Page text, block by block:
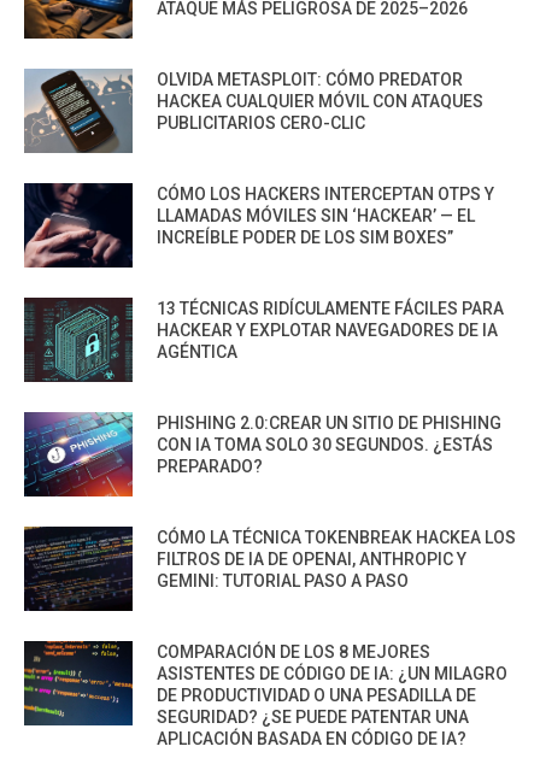
ATAQUE MÁS PELIGROSA DE 2025–2026
OLVIDA METASPLOIT: CÓMO PREDATOR
HACKEA CUALQUIER MÓVIL CON ATAQUES
PUBLICITARIOS CERO-CLIC
CÓMO LOS HACKERS INTERCEPTAN OTPS Y
LLAMADAS MÓVILES SIN ‘HACKEAR’ — EL
INCREÍBLE PODER DE LOS SIM BOXES”
13 TÉCNICAS RIDÍCULAMENTE FÁCILES PARA
HACKEAR Y EXPLOTAR NAVEGADORES DE IA
AGÉNTICA
PHISHING 2.0:CREAR UN SITIO DE PHISHING
CON IA TOMA SOLO 30 SEGUNDOS. ¿ESTÁS
PREPARADO?
CÓMO LA TÉCNICA TOKENBREAK HACKEA LOS
FILTROS DE IA DE OPENAI, ANTHROPIC Y
GEMINI: TUTORIAL PASO A PASO
COMPARACIÓN DE LOS 8 MEJORES
ASISTENTES DE CÓDIGO DE IA: ¿UN MILAGRO
DE PRODUCTIVIDAD O UNA PESADILLA DE
SEGURIDAD? ¿SE PUEDE PATENTAR UNA
APLICACIÓN BASADA EN CÓDIGO DE IA?